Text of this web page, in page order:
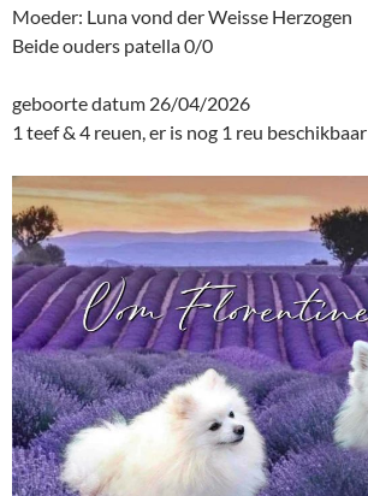
Moeder: Luna vond der Weisse Herzogen
Beide ouders patella 0/0
geboorte datum 26/04/2026
1 teef & 4 reuen, er is nog 1 reu beschikbaar